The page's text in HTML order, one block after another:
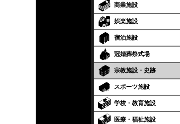
商業施設
娯楽施設
宿泊施設
冠婚葬祭式場
宗教施設・史跡
スポーツ施設
学校・教育施設
医療・福祉施設